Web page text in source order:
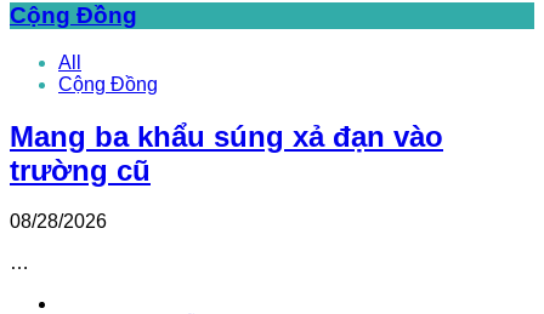
Cộng Đồng
All
Cộng Đồng
Mang ba khẩu súng xả đạn vào
trường cũ
08/28/2026
…